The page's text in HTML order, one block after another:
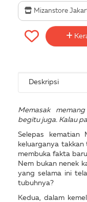
Mizanstore
Deskripsi
Memasak
begitu juga. Kalau
Selepas kematian
keluarganya
membuka fakta
Nem bukan nenek
yang selama ini
tubuhnya?
Kedua, dalam